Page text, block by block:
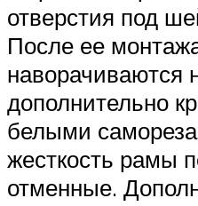
отверстия под
После ее
наворачиваются
дополнительно
белыми
жесткость рамы
отменные.